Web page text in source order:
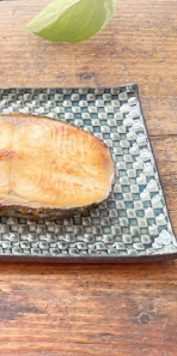
した♪職人の手で
ク
助窯 しのぎ 片手
とんすい小鉢がつ